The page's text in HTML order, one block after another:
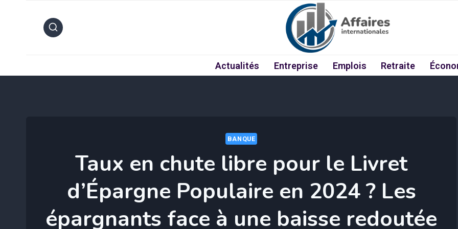
Actualités Entreprise Emplois Retraite
BANQUE
Taux en chute libre pour le Livret
d’Épargne Populaire en 2024 ? Les
épargnants face à une baisse redoutée